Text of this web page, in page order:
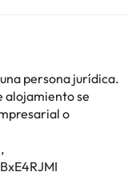
El aeropuerto
está a 82 km.
despedidas de soltero
el apartado de
en contacto
de contacto
Las personas
persona jurídica.
alojamiento se
o